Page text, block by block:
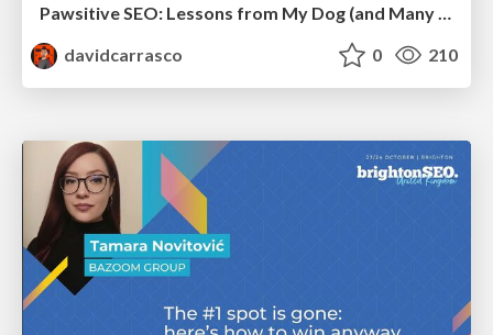
Pawsitive SEO: Lessons from My Dog (and Many Mistakes) on Thriving as a Consultant in the Age of AI
davidcarrasco
0 210